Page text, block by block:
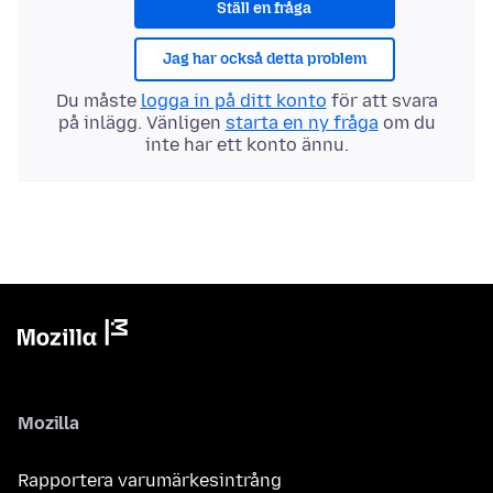
Ställ en fråga
Jag har också detta problem
Du måste logga in på ditt konto för att svara
på inlägg. Vänligen starta en ny fråga om du
inte har ett konto ännu.
Mozilla
Rapportera varumärkesintrång